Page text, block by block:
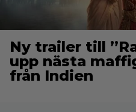
Ny trailer till
upp nästa
från Indien